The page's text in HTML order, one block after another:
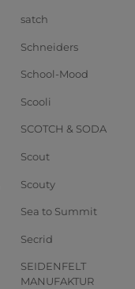
satch
Schneiders
School-Mood
Scooli
SCOTCH & SODA
Scout
Scouty
Sea to Summit
Secrid
SEIDENFELT
MANUFAKTUR